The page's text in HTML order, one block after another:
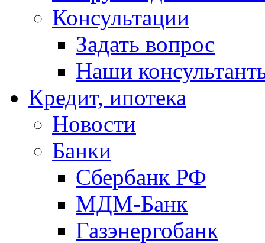
Консультации
Задать вопрос
Наши
Кредит, ипотека
Новости
Банки
Сбербанк РФ
МДМ-Банк
Газэнергобанк